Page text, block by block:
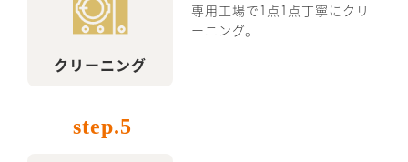
クリーニング
専用工場で1点1点丁寧にクリ
ーニング。
step.5